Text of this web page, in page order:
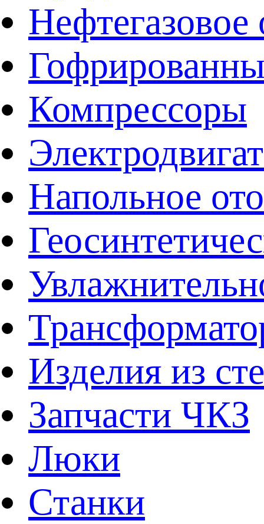
Нефтегазовое
Компрессоры
Напольное
Изделия из
Запчасти ЧКЗ
Люки
Станки